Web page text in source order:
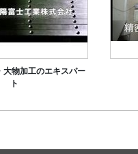
大物加工のエキスパー
ト